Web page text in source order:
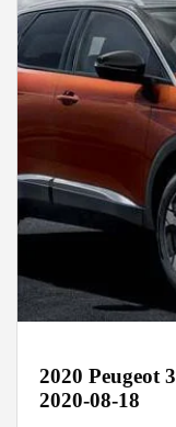
2020 Peugeot
2020-08-18